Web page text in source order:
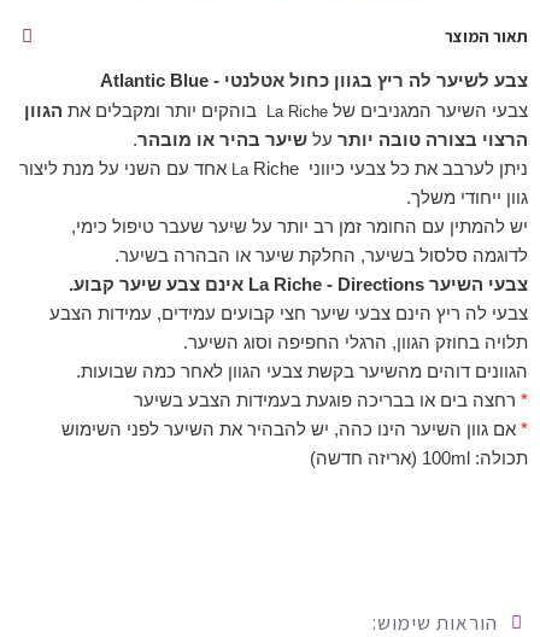
הוראות שימוש:
תאור המוצר
צבע לשיער לה ריץ בגוון כחול אטלנטי - Atlantic Blue
צבעי השיער המגניבים של
La Riche בוהקים יותר ומקבלים את הגוון
הרצוי בצורה טובה יותר על שיער בהיר או מובהר.
ניתן לערבב את כל צבעי כיווני
Riche אחד עם השני על מנת ליצור
גוון ייחודי משלך.
יש להמתין עם החומר זמן רב יותר על שיער שעבר טיפול כימי,
לדוגמה סלסול בשיער, החלקת שיער או הבהרה בשיער.
צבעי השיער La Riche - Directions אינם צבע שיער קבוע.
צבעי לה ריץ הינם צבעי שיער חצי קבועים עמידים, עמידות הצבע
תלויה בחוזק הגוון, הרגלי החפיפה וסוג השיער.
הגוונים דוהים מהשיער בקשת צבעי הגוון לאחר כמה שבועות.
* רחצה בים או בבריכה פוגעת בעמידות הצבע בשיער
* אם גוון השיער הינו כהה, יש להבהיר את השיער לפני השימוש
תכולה: 100ml (אריזה חדשה)